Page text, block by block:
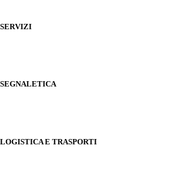
SERVIZI
SEGNALETICA
LOGISTICA E TRASPORTI